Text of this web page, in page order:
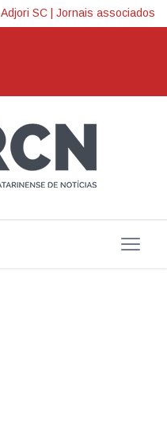
Adjori SC Jornais associados